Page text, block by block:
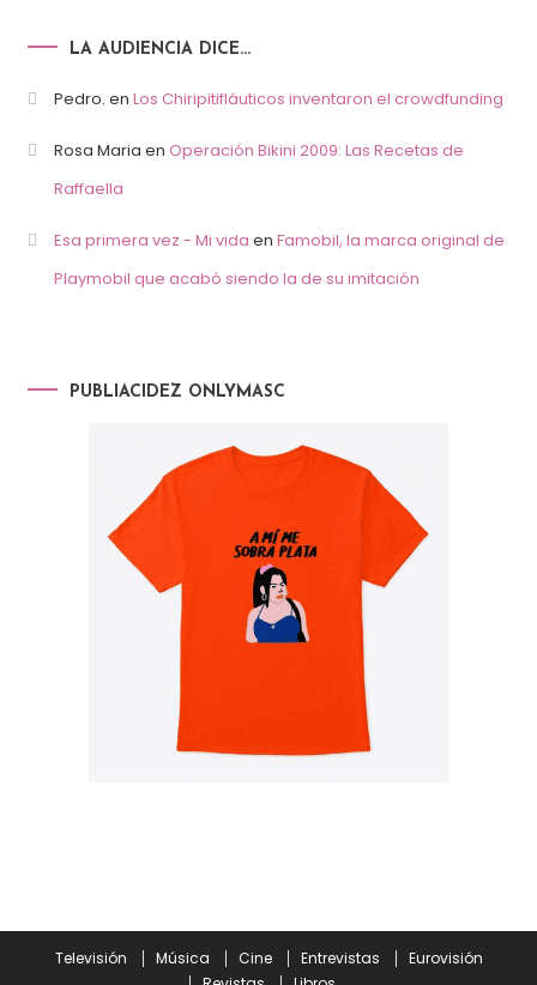
LA AUDIENCIA DICE…
Pedro. en Los Chiripitifláuticos inventaron el crowdfunding
Rosa Maria en Operación Bikini 2009: Las Recetas de
Raffaella
Esa primera vez - Mi vida en Famobil, la marca original de
Playmobil que acabó siendo la de su imitación
PUBLIACIDEZ ONLYMASC
Televisión Música Cine Entrevistas
Eurovisión